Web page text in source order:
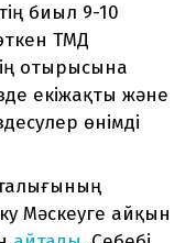
биыл 9-10
ТМД
отырысына
екіжақты және
өнімді
Мәскеуге айқын